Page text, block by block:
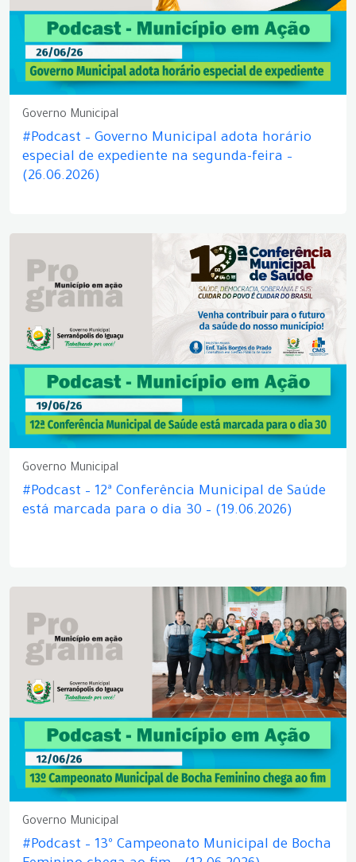
Governo Municipal
#Podcast – Governo Municipal adota horário
especial de expediente na segunda-feira –
(26.06.2026)
Governo Municipal
#Podcast – 12ª Conferência Municipal de Saúde
está marcada para o dia 30 – (19.06.2026)
Governo Municipal
#Podcast – 13º Campeonato Municipal de Bocha